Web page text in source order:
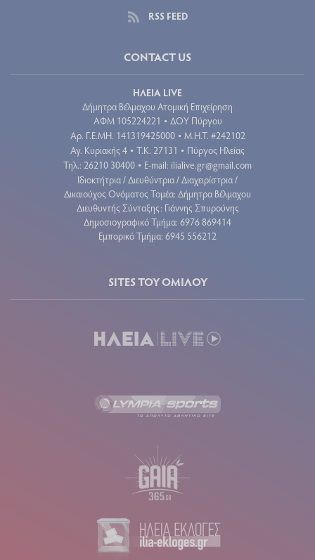
RSS FEED
CONTACT US
ΗΛΕΙΑ LIVE
Δήμητρα Βέλμαχου Ατομική Επιχείρηση
ΑΦΜ 105224221 • ΔΟΥ Πύργου
Aρ. Γ.Ε.ΜΗ. 141319425000 • Μ.Η.Τ. #242102
Αγ. Κυριακής 4 • Τ.Κ. 27131 • Πύργος Ηλείας
Τηλ.: 26210 30400 • E-mail: ilialive.gr@gmail.com
Ιδιοκτήτρια / Διευθύντρια / Διαχειρίστρια /
Δικαιούχος Ονόματος Τομέα: Δήμητρα Βέλμαχου
Διευθυντής Σύνταξης: Γιάννης Σπυρούνης
Δημοσιογραφικό Τμήμα: 6976 869414
Εμπορικό Τμήμα: 6945 556212
SITES ΤΟΥ ΟΜΙΛΟΥ